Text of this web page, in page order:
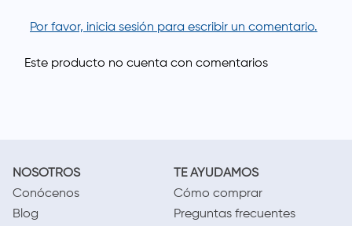
Por favor, inicia sesión para escribir un comentario.
NOSOTROS
Conócenos
Blog
TE AYUDAMOS
Cómo comprar
Preguntas frecuentes